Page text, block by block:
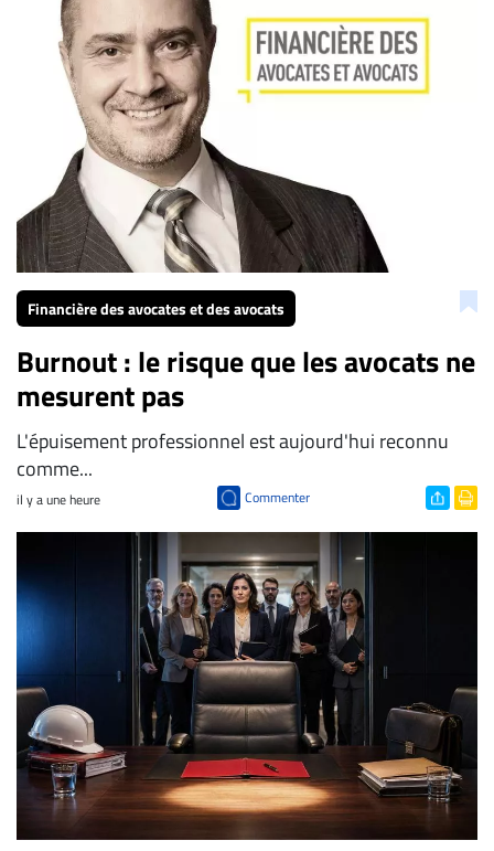
Financière des avocates et des avocats
Burnout : le risque que les avocats ne
mesurent pas
L'épuisement professionnel est aujourd'hui reconnu
comme...
il y a une heure Commenter